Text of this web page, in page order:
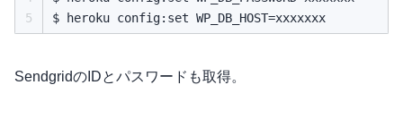
5
SendgridのIDとパスワードも取得。